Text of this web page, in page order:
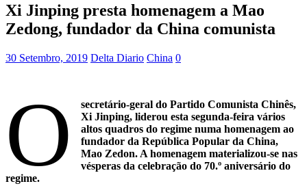
Xi Jinping presta homenagem a Mao
Zedong, fundador da China comunista
30 Setembro, 2019 Delta Diario China 0
O
secretário-geral do Partido Comunista Chinês,
Xi Jinping, liderou esta segunda-feira vários
altos quadros do regime numa homenagem ao
fundador da República Popular da China,
Mao Zedon. A homenagem materializou-se nas
vésperas da celebração do 70.º aniversário do
regime.